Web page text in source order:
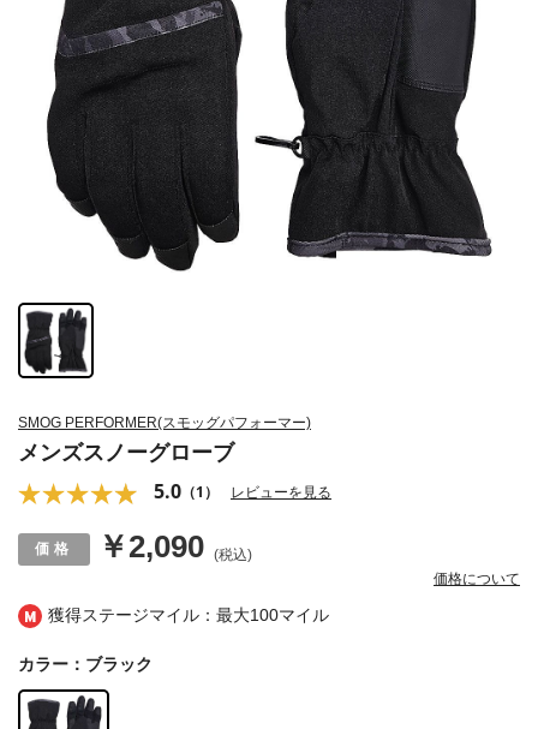
獲得ステージマイル：最大100マイル
SMOG PERFORMER(スモッグパフォーマー)
メンズスノーグローブ
5.0 （1） レビューを見る
￥2,090 (税込)
価格について
カラー：ブラック